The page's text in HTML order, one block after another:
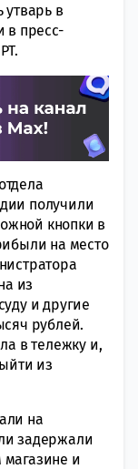
утварь в
в пресс-
получили
кнопки в
на место
из
и другие
рублей.
в тележку и,
из
на
задержали
и